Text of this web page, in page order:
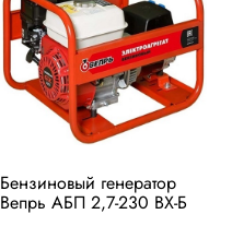
Бензиновый генератор
Вепрь АБП 2,7-230 ВХ-Б